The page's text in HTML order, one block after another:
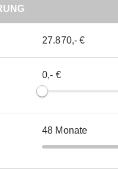
27.870,- €
0,- €
48 Monate